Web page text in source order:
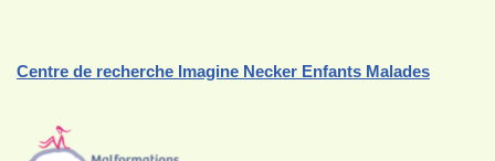
Centre de recherche Imagine Necker Enfants Malades